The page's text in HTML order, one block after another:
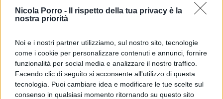
Nicola Porro -
Il rispetto della tua privacy è la
nostra priorità
Noi e i nostri partner utilizziamo, sul nostro sito, tecnologie
come i cookie per personalizzare contenuti e annunci, fornire
funzionalità per social media e analizzare il nostro traffico.
Facendo clic di seguito si acconsente all'utilizzo di questa
tecnologia. Puoi cambiare idea e modificare le tue scelte sul
consenso in qualsiasi momento ritornando su questo sito
dallo Stato rappresentano oltre il 14% del Pil
italiano , con 312 miliardi di fatturato, più di
anche nei conti pubblici grazie ai dividendi. Undici
delle quindici maggiori aziende italiane per
dimensione sono partecipate statali o fortemente
influenzate dal pubblico.